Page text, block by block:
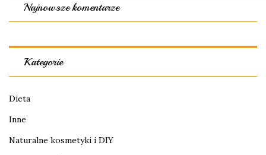
Najnowsze komentarze
Kategorie
Dieta
Inne
Naturalne kosmetyki i DIY